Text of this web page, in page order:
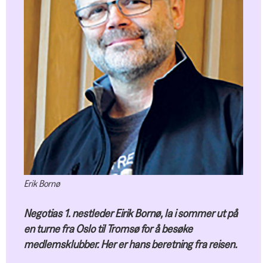
Negotias rådgivere og advokater
svarer
JOBBEN MIN
Maling ut til verden
ANNONSER
Negotia Fordel
Nordea
Gjensidige
Erik Bornø
Negotias 1. nestleder Eirik Bornø, la i sommer ut på
en turne fra Oslo til Tromsø for å besøke
medlemsklubber. Her er hans beretning fra reisen.